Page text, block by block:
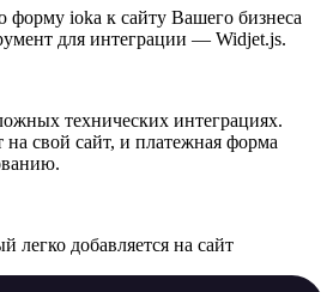
ioka к сайту Вашего бизнеса
для интеграции — Widjet.js.
технических интеграциях.
на свой сайт, и платежная форма
легко добавляется на сайт